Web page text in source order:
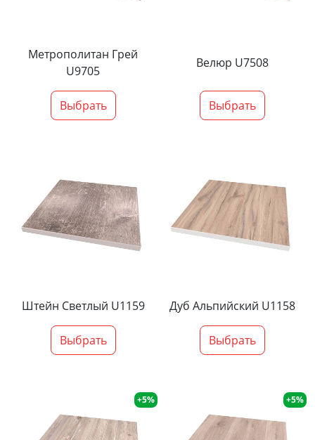
Метрополитан Грей
U9705
Выбрать
Велюр U7508
Выбрать
Штейн Светлый U1159
Выбрать
Дуб Альпийский U1158
Выбрать
+5% +5%